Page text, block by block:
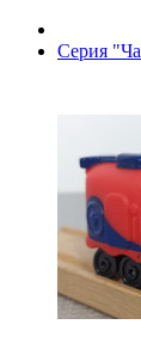
Серия